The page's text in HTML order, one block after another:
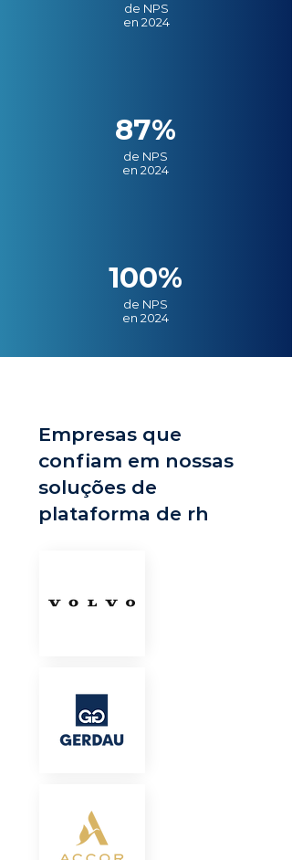
de NPS
en 2024
87%
de NPS
en 2024
100%
de NPS
en 2024
Empresas que
confiam em nossas
soluções de
plataforma de rh